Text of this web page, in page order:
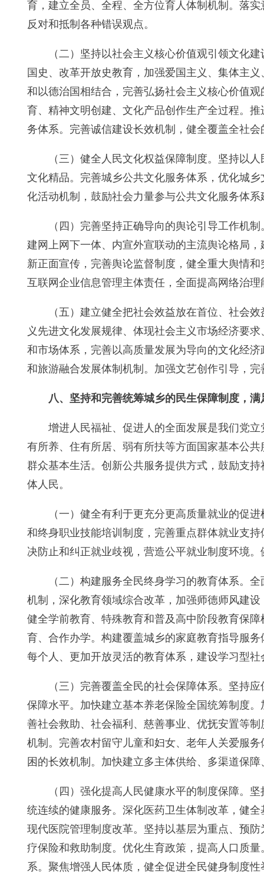
育，建立全员、全程、全方位育人体制机制。落
反对和抵制各种错误观点。
（二）坚持以社会主义核心价值观引领文化
国史、改革开放史教育，加强爱国主义、集体主
和以德治国相结合，完善弘扬社会主义核心价值
育、精神文明创建、文化产品创作生产全过程。
务体系。完善诚信建设长效机制，健全覆盖全社
（三）健全人民文化权益保障制度。坚持以
文化精品。完善城乡公共文化服务体系，优化城
化活动机制，鼓励社会力量参与公共文化服务体系
（四）完善坚持正确导向的舆论引导工作机
建网上网下一体、内宣外宣联动的主流舆论格局
新正面宣传，完善舆论监督制度，健全重大舆情
互联网企业信息管理主体责任，全面提高网络治
（五）建立健全把社会效益放在首位、社会
义先进文化发展规律、体现社会主义市场经济要
和市场体系，完善以高质量发展为导向的文化经
和旅游融合发展体制机制。加强文艺创作引导，
八、坚持和完善统筹城乡的民生保障制度，
增进人民福祉、促进人的全面发展是我们党
有所养、住有所居、弱有所扶等方面国家基本公
群众基本生活。创新公共服务提供方式，鼓励支
体人民。
（一）健全有利于更充分更高质量就业的促
和终身职业技能培训制度，完善重点群体就业支
决防止和纠正就业歧视，营造公平就业制度环境
（二）构建服务全民终身学习的教育体系。
机制，深化教育领域综合改革，加强师德师风建
健全学前教育、特殊教育和普及高中阶段教育保
育、合作办学。构建覆盖城乡的家庭教育指导服
每个人、更加开放灵活的教育体系，建设学习型社
（三）完善覆盖全民的社会保障体系。坚持
保障水平。加快建立基本养老保险全国统筹制度
善社会救助、社会福利、慈善事业、优抚安置等
机制。完善农村留守儿童和妇女、老年人关爱服
困的长效机制。加快建立多主体供给、多渠道保
（四）强化提高人民健康水平的制度保障。
统连续的健康服务。深化医药卫生体制改革，健
现代医院管理制度改革。坚持以基层为重点、预
疗保险和救助制度。优化生育政策，提高人口质
系。聚焦增强人民体质，健全促进全民健身制度性